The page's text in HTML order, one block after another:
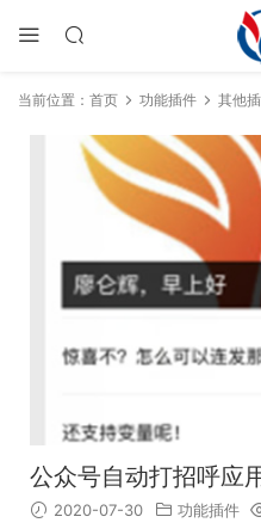
当前位置： 首页 功能插件 其他
公众号自动打招呼应
2020-07-30 功能插件